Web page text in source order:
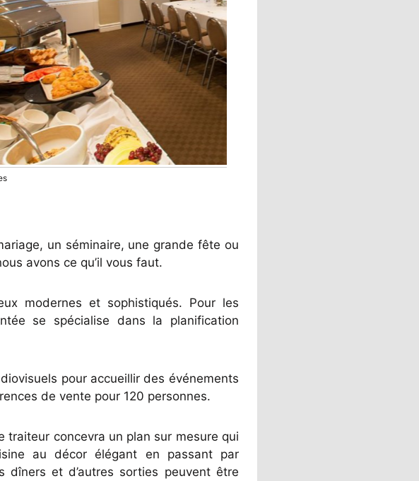
un séminaire, une grande fête ou
avons ce qu’il vous faut.
modernes et sophistiqués. Pour les
se spécialise dans la planification
pour accueillir des événements
de vente pour 120 personnes.
concevra un plan sur mesure qui
au décor élégant en passant par
dîners et d’autres sorties peuvent être